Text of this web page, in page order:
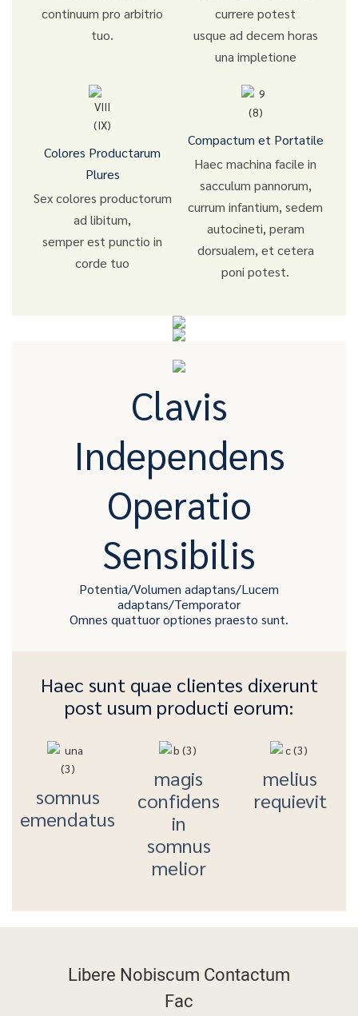
continuum pro arbitrio
tuo.
currere potest
usque ad decem horas
una impletione
Colores Productarum
Plures
Sex colores productorum
ad libitum,
semper est punctio in
corde tuo
Compactum et Portatile
Haec machina facile in
sacculum pannorum,
currum infantium, sedem
autocineti, peram
dorsualem, et cetera
poni potest.
Clavis
Independens
Operatio
Sensibilis
Potentia/Volumen adaptans/Lucem
adaptans/Temporator
Omnes quattuor optiones praesto sunt.
Haec sunt quae clientes dixerunt
post usum producti eorum:
somnus
emendatus
magis
confidens
in
somnus
melior
melius
requievit
Libere Nobiscum Contactum
Fac